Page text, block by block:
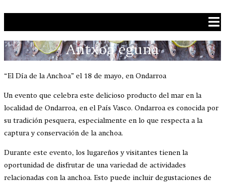
Antxoa eguna
“El Día de la Anchoa” el 18 de mayo, en Ondarroa
Un evento que celebra este delicioso producto del mar en la
localidad de Ondarroa, en el País Vasco. Ondarroa es conocida por
su tradición pesquera, especialmente en lo que respecta a la
captura y conservación de la anchoa.
Durante este evento, los lugareños y visitantes tienen la
oportunidad de disfrutar de una variedad de actividades
relacionadas con la anchoa. Esto puede incluir degustaciones de